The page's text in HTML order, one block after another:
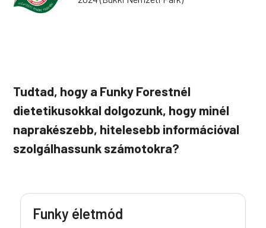
Tudtad, hogy a Funky Forestnél
dietetikusokkal dolgozunk, hogy minél
naprakészebb, hitelesebb információval
szolgálhassunk számotokra?
Funky életmód